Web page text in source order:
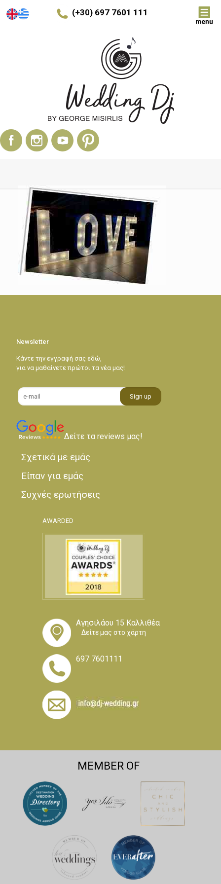
(+30) 697 7601 111
Newsletter
Κάντε την εγγραφή σας εδώ,
για να μαθαίνετε πρώτοι τα νέα μας!
Δείτε τα reviews μας!
Σχετικά με εμάς
Είπαν για εμάς
Συχνές ερωτήσεις
AWARDED
Αγησιλάου 15 Καλλιθέα
Δείτε μας στο χάρτη
697 7601111
MEMBER OF